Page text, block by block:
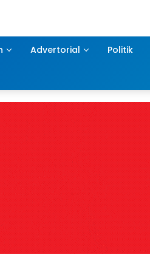
Advertorial Politik